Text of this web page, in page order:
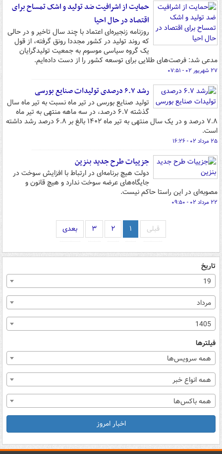
حمایت از ‌اشرافیت ضد تولید و ‌اشک تمساح برای
اقتصاد در حال احیا
روزنامه زنجیره‌ای اعتماد با چند سال تاخیر و در حالی
که روند تولید در کشور مجددا رونق گرفته‌، از قول
یک گروه سیاسی موسوم به جمعیت تولیدگرایان
مدعی شد: فرصت‌های طلایی برای توسعه کشور را از دست داده‌ایم.
۲۷ شهریور ۰۲ - ۰۷:۵۱
رشد ۶.۷ درصدی تولیدات صنایع بورسی
تولید صنایع بورسی در تیر ماه نسبت به تیر ماه سال
گذشته ۶.۷ درصد، در سه ماهه منتهی به تیر ماه
۷.۸ درصد و در یک سال منتهی به تیر ماه ۱۴۰۲ بالغ بر ۶.۸ درصد رشد داشته
است.
۲۵ مرداد ۰۲ - ۱۶:۲۶
جزییات طرح جدید بنزین
دولت هیچ برنامه‌ای در ارتباط با افزایش سوخت در
جایگاه‌های عرضه سوخت ندارد و هیچ قانون و
مصوبه‌ای در این راستا حاکم نیست.
۲۲ مرداد ۰۲ - ۰۹:۵۰
قبلی ۱ ۲ ۳ بعدی
تاریخ
19
مرداد
1405
فیلترها
همه سرویس‌ها
همه انواع خبر
همه باکس‌ها
اخبار امروز